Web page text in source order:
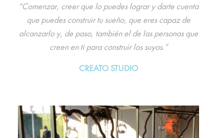
“Comenzar, creer que lo puedes lograr y darte cuenta
que puedes construir tu sueño, que eres capaz de
alcanzarlo y, de paso, también el de las personas que
creen en ti para construir los suyos.”
CREATO STUDIO